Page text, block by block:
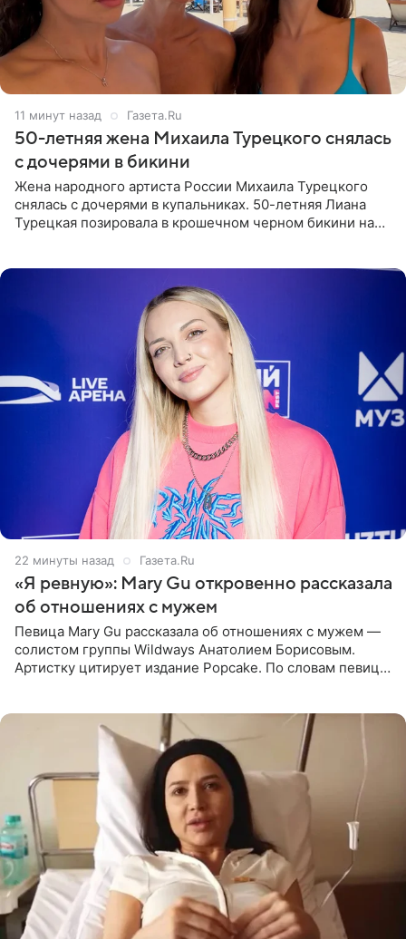
12 минут назад Газета.Ru
50-летняя жена Михаила Турецкого снялась
с дочерями в бикини
Жена народного артиста России Михаила Турецкого
снялась с дочерями в купальниках. 50-летняя Лиана
Турецкая позировала в крошечном черном бикини на
23 минуты назад Газета.Ru
«Я ревную»: Mary Gu откровенно рассказала
об отношениях с мужем
Певица Mary Gu рассказала об отношениях с мужем —
солистом группы Wildways Анатолием Борисовым.
Артистку цитирует издание Popcake. По словам певицы,